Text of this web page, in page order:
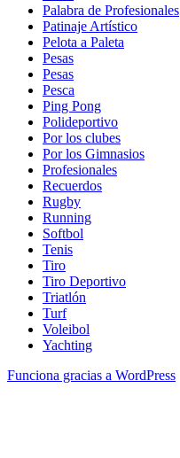
Palabra de Profesionales
Patinaje Artístico
Pelota a Paleta
Pesas
Pesas
Pesca
Ping Pong
Polideportivo
Por los clubes
Por los Gimnasios
Profesionales
Recuerdos
Rugby
Running
Softbol
Tenis
Tiro
Tiro Deportivo
Triatlón
Turf
Voleibol
Yachting
Funciona gracias a WordPress